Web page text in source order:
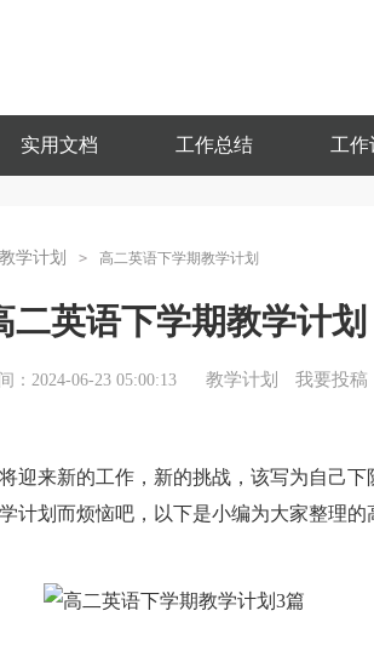
实用文档 工作总结 工作
教学计划 > 高二英语下学期教学计划
二英语下学期教学计划
：2024-06-23 05:00:13 教学计划 我要投稿
来新的工作，新的挑战，该写为自己下
计划而烦恼吧，以下是小编为大家整理